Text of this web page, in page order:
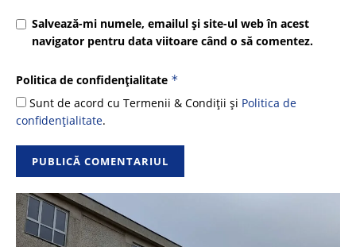
Salvează-mi numele, emailul și site-ul web în acest
navigator pentru data viitoare când o să comentez.
Politica de confidențialitate *
Sunt de acord cu Termenii & Condiții și Politica de
confidențialitate.